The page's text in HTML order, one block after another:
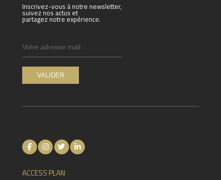
Inscrivez-vous à notre newsletter,
suivez nos actus et
partagez notre expérience.
ACCESS PLAN